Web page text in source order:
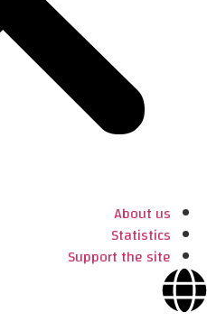
About us
Statistics
Support the site